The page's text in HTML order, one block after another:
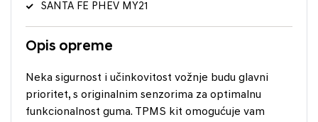
SANTA FE PHEV MY21
Opis opreme
Neka sigurnost i učinkovitost vožnje budu glavni
prioritet, s originalnim senzorima za optimalnu
funkcionalnost guma. TPMS kit omogućuje vam